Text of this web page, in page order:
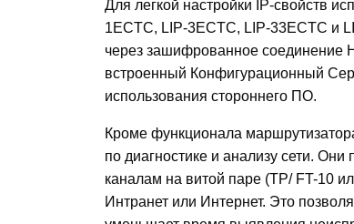
1ECTC, LIP-3ECTC, LIP-33ECTC и
через зашифрованное соединение
встроенный Конфигурационный
использования стороннего ПО.
Кроме функционала
по диагностике и анализу сети.
каналам на витой паре (TP/ FT-10
Интранет или Интернет. Это